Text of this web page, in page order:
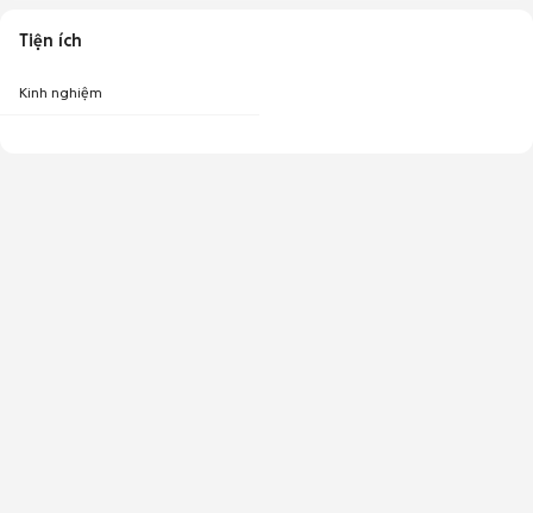
Tiện ích
Kinh nghiệm